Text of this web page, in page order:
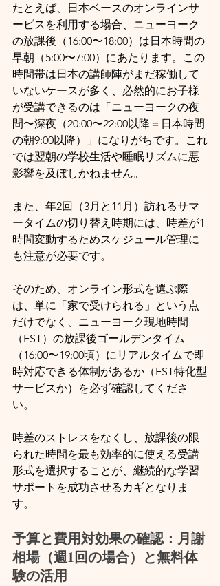
たとえば、日本ベースのオンラインサ
ービスを利用する場合、ニューヨーク
の放課後（16:00〜18:00）は日本時間の
早朝（5:00〜7:00）にあたります。この
時間帯は日本の講師陣がまだ稼働して
いないケースが多く、必然的にお子様
が受講できるのは「ニューヨークの夜
間〜深夜（20:00〜22:00以降＝日本時間
の朝9:00以降）」になりがちです。これ
では翌朝の学校生活や睡眠リズムに悪
影響を及ぼしかねません。
また、年2回（3月と11月）訪れるサマ
ータイムの切り替え時期には、時差が1
時間変動するためスケジュール管理に
も注意が必要です。
そのため、オンライン形式を選ぶ際
は、単に「家で受けられる」という点
だけでなく、ニューヨーク現地時間
（EST）の放課後ゴールデンタイム
（16:00〜19:00頃）にリアルタイムで即
時対応できる体制があるか（EST特化型
サービスか）を必ず確認してくださ
い。
時差のストレスをなくし、放課後の限
られた時間を最も効率的に使える受講
形式を選択することが、継続的な学習
サポートを成功させるカギとなりま
す。
予算と費用対効果の確認：月謝
相場（週1回の場合）と無料体
験の活用